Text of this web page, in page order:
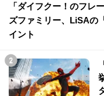
「ダイフクー！のフレ
ズファミリー、LiSAの
イント